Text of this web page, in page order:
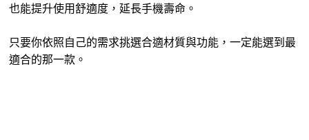
也能提升使用舒適度，延長手機壽命。
只要你依照自己的需求挑選合適材質與功能，一定能選到最
適合的那一款。